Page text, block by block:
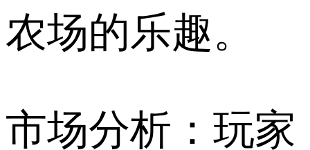
农场的乐趣。
市场分析：玩家